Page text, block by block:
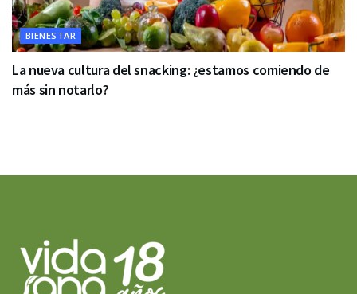
BIENESTAR
La nueva cultura del snacking: ¿estamos comiendo de
más sin notarlo?